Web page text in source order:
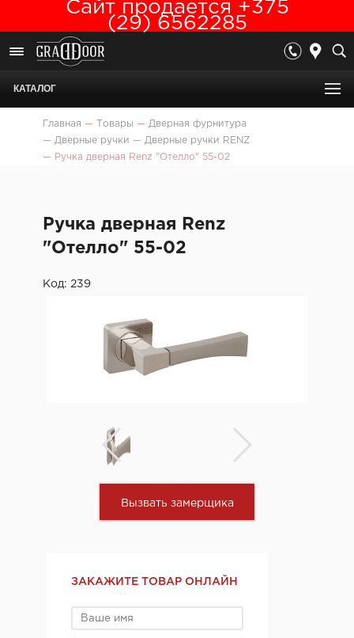
Сайт продается +375
(29) 6562285
КАТАЛОГ
Главная — Товары — Дверная фурнитура
— Дверные ручки — Дверные ручки RENZ
—
Ручка дверная Renz "Отелло" 55-02
Ручка дверная Renz
"Отелло" 55-02
Код: 239
Вызвать замерщика
ЗАКАЖИТЕ ТОВАР ОНЛАЙН